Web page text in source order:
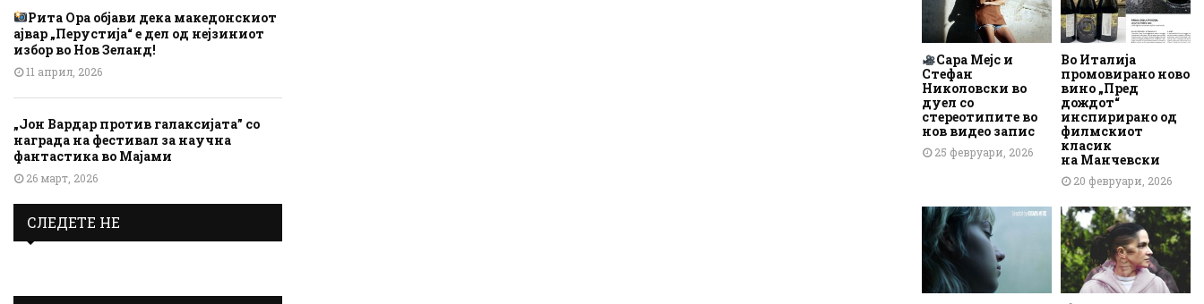
Рита Ора објави дека македонскиот
ајвар „Перустија“ е дел од нејзиниот
избор во Нов Зеланд!
11 април, 2026
„Јон Вардар против галаксијата” со
награда на фестивал за научна
фантастика во Мајами
26 март, 2026
СЛЕДЕТЕ НЕ
Сара Мејс и
Стефан
Николовски во
дуел со
стереотипите во
нов видео запис
25 февруари, 2026
Во Италија
промовирано ново
вино „Пред
дождот“
инспирирано од
филмскиот
класик
на Манчевски
20 февруари, 2026